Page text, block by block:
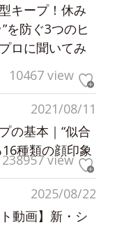
キープ！休み
を防ぐ3つのヒ
ロに聞いてみ
10467 view
2021/08/11
の基本｜“似合
種類の顔印象
238957 view
2025/08/22
動画】新・シ